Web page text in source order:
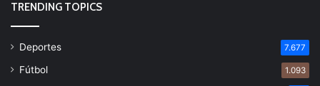
TRENDING TOPICS
Deportes 7.677
Fútbol 1.093